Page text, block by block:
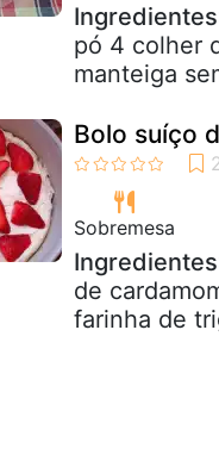
Ingredientes
pó 4 colher
manteiga
Bolo suíço
Sobremesa
Ingredientes
de
farinha de